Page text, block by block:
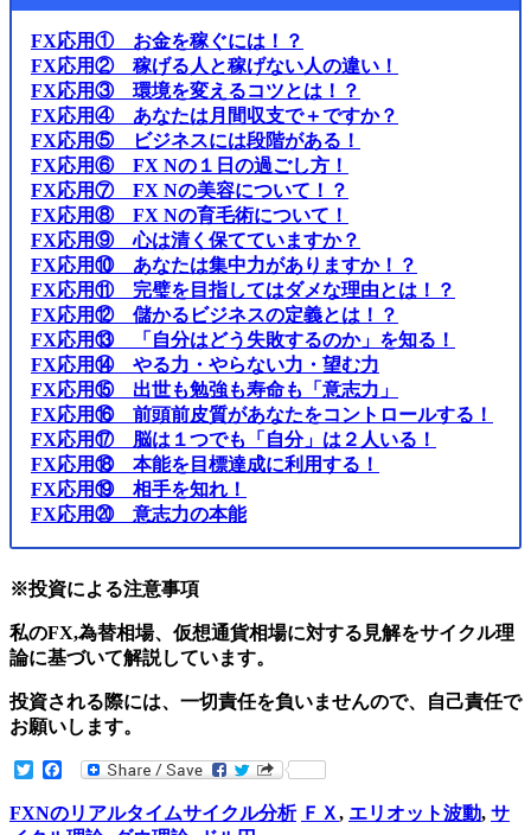
FX応用① お金を稼ぐには！？
FX応用② 稼げる人と稼げない人の違い！
FX応用③ 環境を変えるコツとは！？
FX応用④ あなたは月間収支で＋ですか？
FX応用⑤ ビジネスには段階がある！
FX応用⑥ FX Nの１日の過ごし方！
FX応用⑦ FX Nの美容について！？
FX応用⑧ FX Nの育毛術について！
FX応用⑨ 心は清く保てていますか？
FX応用⑩ あなたは集中力がありますか！？
FX応用⑪ 完璧を目指してはダメな理由とは！？
FX応用⑫ 儲かるビジネスの定義とは！？
FX応用⑬ 「自分はどう失敗するのか」を知る！
FX応用⑭ やる力・やらない力・望む力
FX応用⑮ 出世も勉強も寿命も「意志力」
FX応用⑯ 前頭前皮質があなたをコントロールする！
FX応用⑰ 脳は１つでも「自分」は２人いる！
FX応用⑱ 本能を目標達成に利用する！
FX応用⑲ 相手を知れ！
FX応用⑳ 意志力の本能
※投資による注意事項
私のFX,為替相場、仮想通貨相場に対する見解をサイクル理
論に基づいて解説しています。
投資される際には、一切責任を負いませんので、自己責任で
お願いします。
TwitterFacebook
FXNのリアルタイムサイクル分析 ＦＸ, エリオット波動, サ